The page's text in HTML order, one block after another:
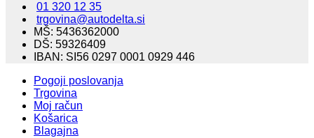
01 320 12 35
trgovina@autodelta.si
MŠ: 5436362000
DŠ: 59326409
IBAN: SI56 0297 0001 0929 446
Pogoji poslovanja
Trgovina
Moj račun
Košarica
Blagajna